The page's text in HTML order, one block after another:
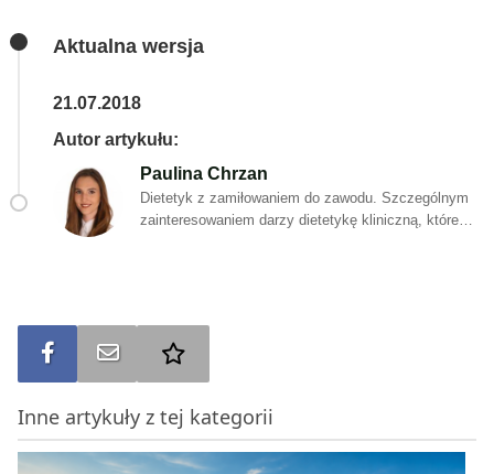
Aktualna wersja
21.07.2018
Autor artykułu:
Paulina Chrzan
Dietetyk z zamiłowaniem do zawodu. Szczególnym
zainteresowaniem darzy dietetykę kliniczną, której
co dzień w wolnym czasie oddaje się aktywności
fizycznej, a także pasji jaką jest tworzenie
znaleźć dla każdego rodzaju fast foodu czy
słodyczy, wystarczy tylko chcieć! Podczas stażu
zawodowego pogłębiła swoje doświadczenie pisząc
Udostępnij na FBWyślij na e-mail
Inne artykuły z tej kategorii